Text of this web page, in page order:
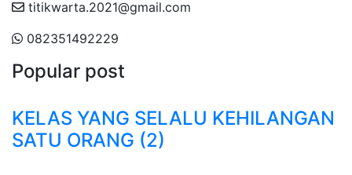
titikwarta.2021@gmail.com
082351492229
Popular post
KELAS YANG SELALU KEHILANGAN
SATU ORANG (2)